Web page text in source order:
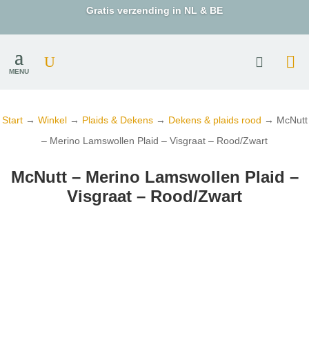
Gratis verzending in NL & BE
MENU
Start→ Winkel→ Plaids & Dekens→ Dekens & plaids rood → McNutt
– Merino Lamswollen Plaid – Visgraat – Rood/Zwart
McNutt – Merino Lamswollen Plaid –
Visgraat – Rood/Zwart